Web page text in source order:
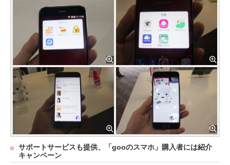
サポートサービスも提供、「gooのスマホ」購入者には紹介
キャンペーン